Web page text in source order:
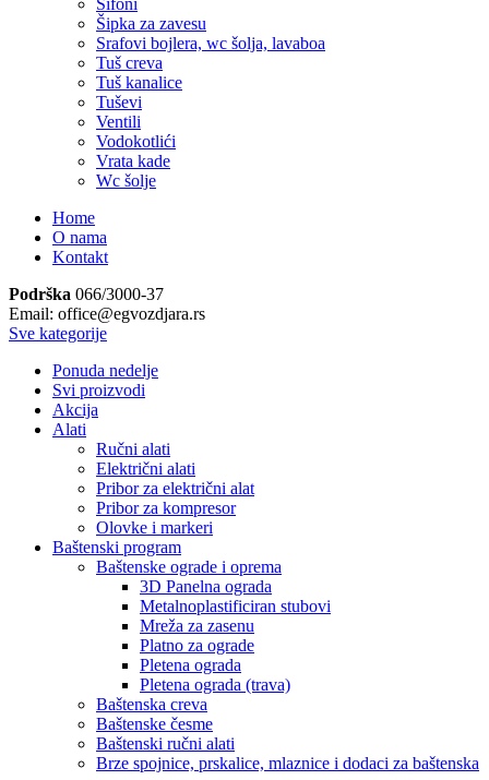
Sifoni
Šipka za zavesu
Srafovi bojlera, wc šolja, lavaboa
Tuš creva
Tuš kanalice
Tuševi
Ventili
Vodokotlići
Vrata kade
Wc šolje
Home
O nama
Kontakt
Podrška 066/3000-37
Email: office@egvozdjara.rs
Sve kategorije
Ponuda nedelje
Svi proizvodi
Akcija
Alati
Ručni alati
Električni alati
Pribor za električni alat
Pribor za kompresor
Olovke i markeri
Baštenski program
Baštenske ograde i oprema
3D Panelna ograda
Metalnoplastificiran stubovi
Mreža za zasenu
Platno za ograde
Pletena ograda
Pletena ograda (trava)
Baštenska creva
Baštenske česme
Baštenski ručni alati
Brze spojnice, prskalice, mlaznice i dodaci za baštenska